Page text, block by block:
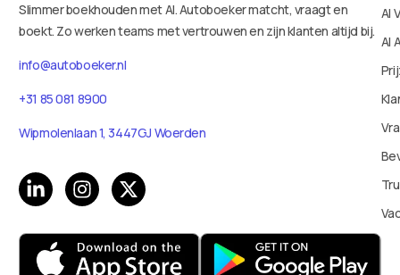
Slimmer boekhouden met AI. Autoboeker matcht, vraagt en
boekt. Zo werken teams met vertrouwen en zijn klanten altijd bij.
info@autoboeker.nl
+31 85 081 8900
Wipmolenlaan 1, 3447GJ Woerden
AI
AI